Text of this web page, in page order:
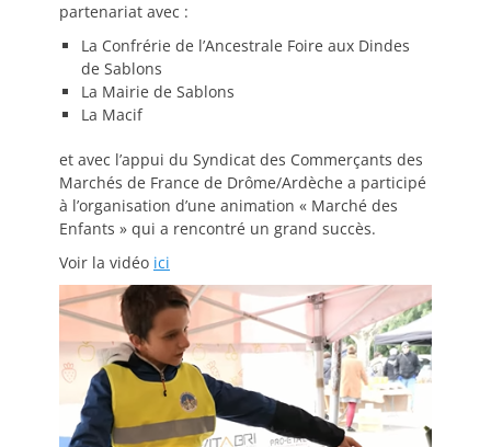
partenariat avec :
La Confrérie de l’Ancestrale Foire aux Dindes
de Sablons
La Mairie de Sablons
La Macif
et avec l’appui du Syndicat des Commerçants des
Marchés de France de Drôme/Ardèche a participé
à l’organisation d’une animation « Marché des
Enfants » qui a rencontré un grand succès.
Voir la vidéo ici